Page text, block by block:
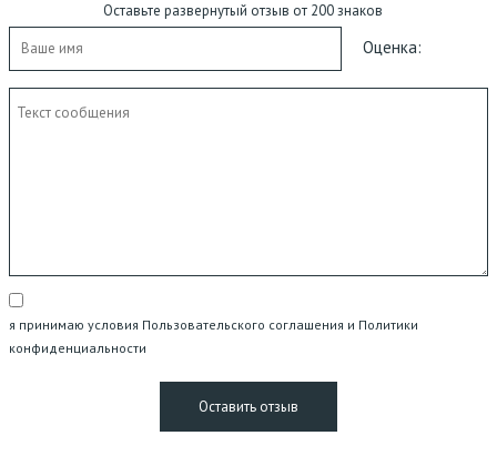
Оставьте развернутый отзыв от 200 знаков
Оценка:
я принимаю условия Пользовательского соглашения и Политики
конфиденциальности